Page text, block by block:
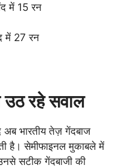
में 15 रन
में 27 रन
उठ रहे सवाल
अब भारतीय तेज़ गेंदबाज
है। सेमीफाइनल मुकाबले में
उनसे सटीक गेंदबाजी की